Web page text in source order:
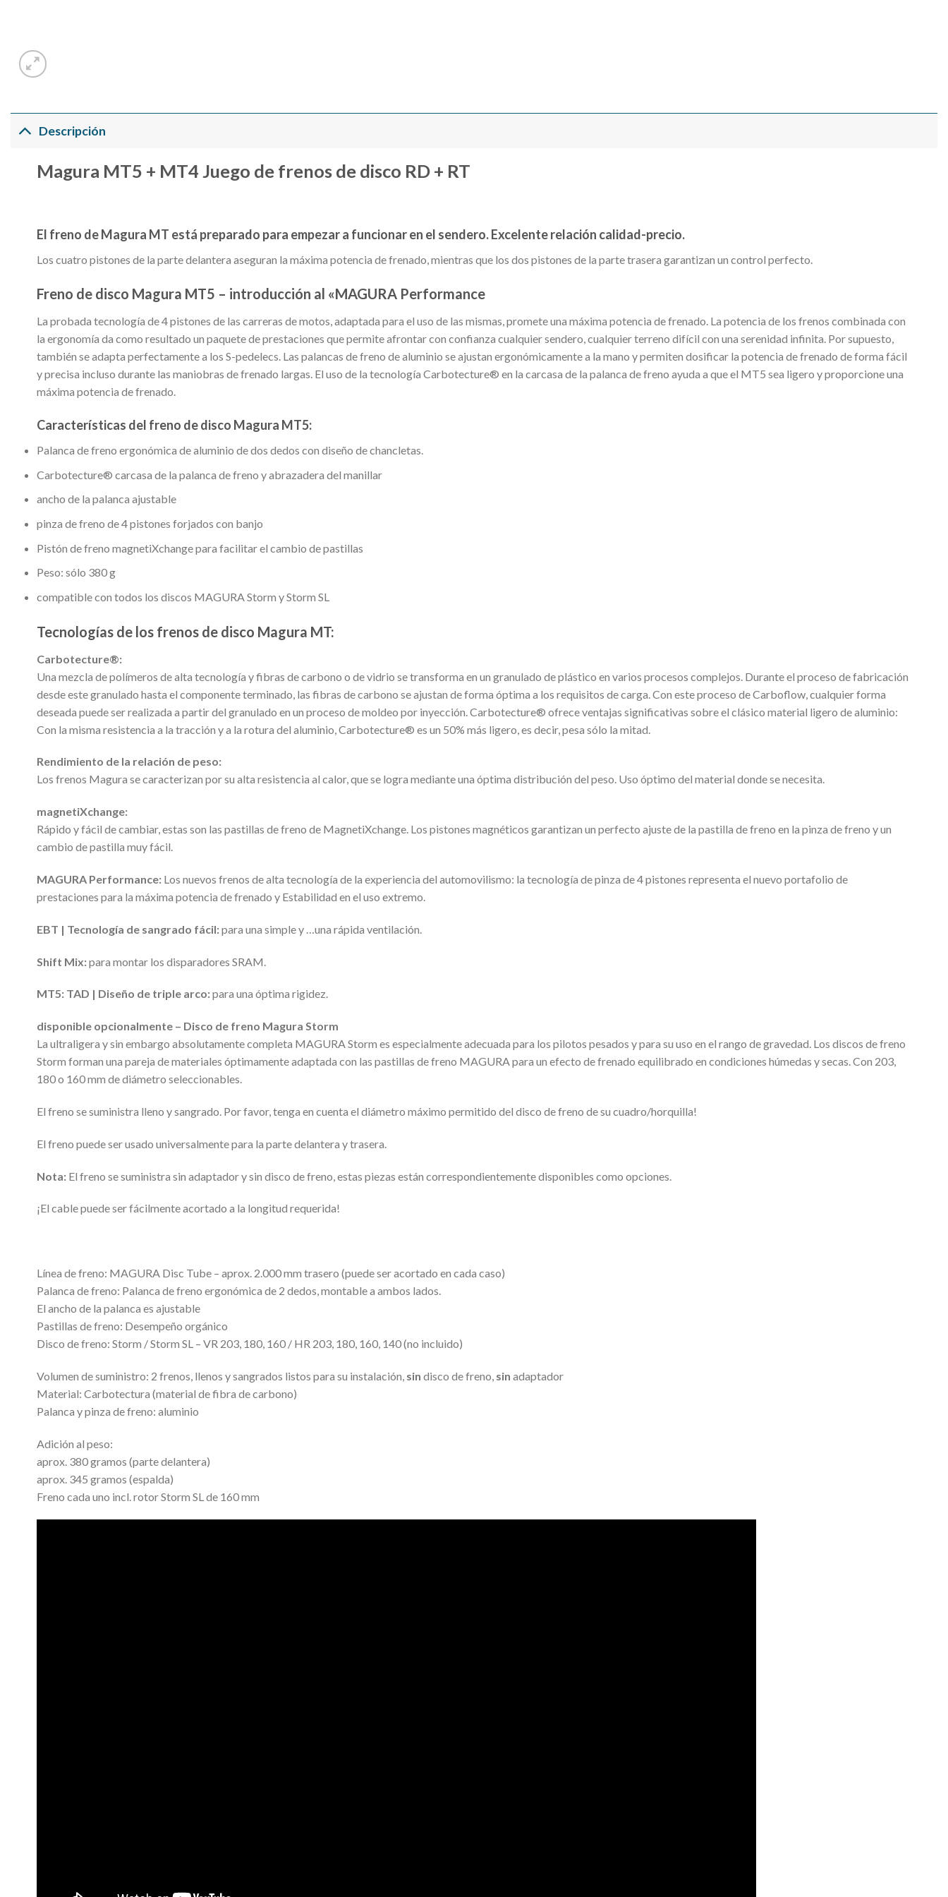
Descripción
Magura MT5 + MT4 Juego de frenos de disco RD + RT
El freno de Magura MT está preparado para empezar a funcionar en el sendero. Excelente relación calidad-precio.
Los cuatro pistones de la parte delantera aseguran la máxima potencia de frenado, mientras que los dos pistones de la parte trasera garantizan un control perfecto.
Freno de disco Magura MT5 – introducción al «MAGURA Performance
La probada tecnología de 4 pistones de las carreras de motos, adaptada para el uso de las mismas, promete una máxima potencia de frenado. La potencia de los frenos combinada con
la ergonomía da como resultado un paquete de prestaciones que permite afrontar con confianza cualquier sendero, cualquier terreno difícil con una serenidad infinita. Por supuesto,
también se adapta perfectamente a los S-pedelecs. Las palancas de freno de aluminio se ajustan ergonómicamente a la mano y permiten dosificar la potencia de frenado de forma fácil
y precisa incluso durante las maniobras de frenado largas. El uso de la tecnología Carbotecture® en la carcasa de la palanca de freno ayuda a que el MT5 sea ligero y proporcione una
máxima potencia de frenado.
Características del freno de disco Magura MT5:
Palanca de freno ergonómica de aluminio de dos dedos con diseño de chancletas.
Carbotecture® carcasa de la palanca de freno y abrazadera del manillar
ancho de la palanca ajustable
pinza de freno de 4 pistones forjados con banjo
Pistón de freno magnetiXchange para facilitar el cambio de pastillas
Peso: sólo 380 g
compatible con todos los discos MAGURA Storm y Storm SL
Tecnologías de los frenos de disco Magura MT:
Carbotecture®:
Una mezcla de polímeros de alta tecnología y fibras de carbono o de vidrio se transforma en un granulado de plástico en varios procesos complejos. Durante el proceso de fabricación
desde este granulado hasta el componente terminado, las fibras de carbono se ajustan de forma óptima a los requisitos de carga. Con este proceso de Carboflow, cualquier forma
deseada puede ser realizada a partir del granulado en un proceso de moldeo por inyección. Carbotecture® ofrece ventajas significativas sobre el clásico material ligero de aluminio:
Con la misma resistencia a la tracción y a la rotura del aluminio, Carbotecture® es un 50% más ligero, es decir, pesa sólo la mitad.
Rendimiento de la relación de peso:
Los frenos Magura se caracterizan por su alta resistencia al calor, que se logra mediante una óptima distribución del peso. Uso óptimo del material donde se necesita.
magnetiXchange:
Rápido y fácil de cambiar, estas son las pastillas de freno de MagnetiXchange. Los pistones magnéticos garantizan un perfecto ajuste de la pastilla de freno en la pinza de freno y un
cambio de pastilla muy fácil.
MAGURA Performance:Los nuevos frenos de alta tecnología de la experiencia del automovilismo: la tecnología de pinza de 4 pistones representa el nuevo portafolio de
prestaciones para la máxima potencia de frenado y Estabilidad en el uso extremo.
EBT | Tecnología de sangrado fácil:para una simple y …una rápida ventilación.
Shift Mix:para montar los disparadores SRAM.
MT5: TAD | Diseño de triple arco:para una óptima rigidez.
disponible opcionalmente – Disco de freno Magura Storm
La ultraligera y sin embargo absolutamente completa MAGURA Storm es especialmente adecuada para los pilotos pesados y para su uso en el rango de gravedad. Los discos de freno
Storm forman una pareja de materiales óptimamente adaptada con las pastillas de freno MAGURA para un efecto de frenado equilibrado en condiciones húmedas y secas. Con 203,
180 o 160 mm de diámetro seleccionables.
El freno se suministra lleno y sangrado. Por favor, tenga en cuenta el diámetro máximo permitido del disco de freno de su cuadro/horquilla!
El freno puede ser usado universalmente para la parte delantera y trasera.
Nota:El freno se suministra sin adaptador y sin disco de freno, estas piezas están correspondientemente disponibles como opciones.
¡El cable puede ser fácilmente acortado a la longitud requerida!
Línea de freno: MAGURA Disc Tube – aprox. 2.000 mm trasero (puede ser acortado en cada caso)
Palanca de freno: Palanca de freno ergonómica de 2 dedos, montable a ambos lados.
El ancho de la palanca es ajustable
Pastillas de freno: Desempeño orgánico
Disco de freno: Storm / Storm SL – VR 203, 180, 160 / HR 203, 180, 160, 140 (no incluido)
Volumen de suministro: 2 frenos, llenos y sangrados listos para su instalación, sin disco de freno, sin adaptador
Material: Carbotectura (material de fibra de carbono)
Palanca y pinza de freno: aluminio
Adición al peso:
aprox. 380 gramos (parte delantera)
aprox. 345 gramos (espalda)
Freno cada uno incl. rotor Storm SL de 160 mm